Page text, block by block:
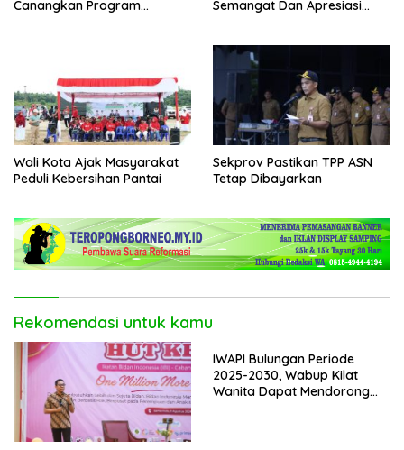
Canangkan Program
Semangat Dan Apresiasi
Wali Kota Ajak Masyarakat
Peduli Kebersihan Pantai
Sekprov Pastikan TPP ASN
Tetap Dibayarkan
Rekomendasi untuk kamu
IWAPI Bulungan Periode
2025-2030, Wabup Kilat
Wanita Dapat Mendorong